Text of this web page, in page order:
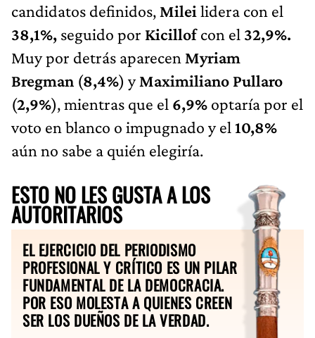
candidatos definidos, Milei lidera con el
38,1%, seguido por Kicillofcon el 32,9%.
Muy por detrás aparecen Myriam
Bregman (8,4%) yMaximiliano Pullaro
(2,9%), mientras que el 6,9% optaría por el
voto en blanco o impugnado y el 10,8%
aún no sabe a quién elegiría.
ESTO NO LES GUSTA A LOS
AUTORITARIOS
EL EJERCICIO DEL PERIODISMO
PROFESIONAL Y CRÍTICO ES UN PILAR
FUNDAMENTAL DE LA DEMOCRACIA.
POR ESO MOLESTA A QUIENES CREEN
SER LOS DUEÑOS DE LA VERDAD.